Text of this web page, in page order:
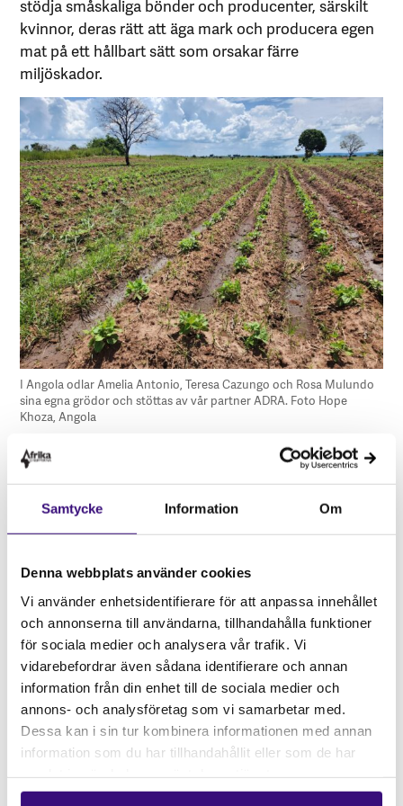
Samtycke Information Om
Denna webbplats använder cookies
Vi använder enhetsidentifierare för att anpassa innehållet
och annonserna till användarna, tillhandahålla funktioner
för sociala medier och analysera vår trafik. Vi
vidarebefordrar även sådana identifierare och annan
information från din enhet till de sociala medier och
annons- och analysföretag som vi samarbetar med.
Dessa kan i sin tur kombinera informationen med annan
information som du har tillhandahållit eller som de har
stödja småskaliga bönder och producenter, särskilt
kvinnor, deras rätt att äga mark och producera egen
mat på ett hållbart sätt som orsakar färre
miljöskador.
I Angola odlar Amelia Antonio, Teresa Cazungo och Rosa Mulundo
sina egna grödor och stöttas av vår partner ADRA. Foto Hope
Khoza, Angola
ADRA, en av våra partnerorganisationer i Angola,
arbetar med just detta och stöttar kvinnor att odla
egen mat som i sin tur skyddar den biologiska
mångfalden. I provinsen Malanje arbetar ADRA i 36
distriktet har deras arbete hjälpt till med
legaliseringen av kooperativ och hjälpt dem att få
tillgång till mikrokrediter och att diversifiera sin
livsmedelsproduktion.